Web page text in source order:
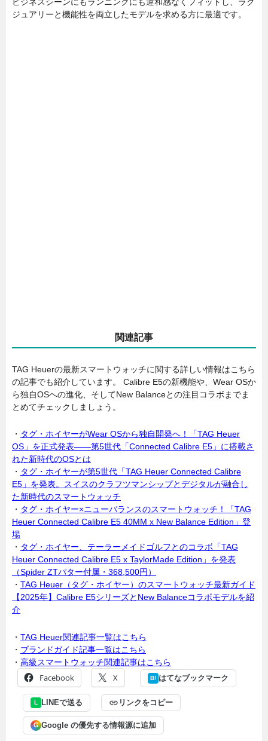
ジュアリーと機能性を両立したモデルを求める方に最適です。
関連記事
TAG Heuerの最新スマートウォッチに関する詳しい情報はこちら
の記事でも紹介しています。 Calibre E5の新機能や、Wear OSか
ら独自OSへの進化、そしてNew Balanceとの注目コラボまでま
とめてチェックしましょう。
・ タグ・ホイヤーがWear OSから独自開発へ！「TAG Heuer
OS」を正式発表――第5世代「Connected Calibre E5」に搭載さ
れた新時代のOSとは
・ タグ・ホイヤーが第5世代「TAG Heuer Connected Calibre
E5」を発表。スイスのクラフツマンシップとデジタルが融合し
た新時代のスマートウォッチ
・ タグ・ホイヤー×ニューバランスのスマートウォッチ！「TAG
Heuer Connected Calibre E5 40MM x New Balance Edition」登
場
・ タグ・ホイヤー、テーラーメイドゴルフとのコラボ「TAG
Heuer Connected Calibre E5 x TaylorMade Edition」を発表
（Spider ZTパター付属・368,500円）
・ TAG Heuer（タグ・ホイヤー）のスマートウォッチ最新ガイド
【2025年】Calibre E5シリーズとNew Balanceコラボモデルを紹
介
・ TAG Heuer関連記事一覧はこちら
・ ブランドガイド記事一覧はこちら
・ 高級スマートウォッチ関連記事はこちら
Facebook X B! はてなブックマーク
L LINEで送る リンクをコピー
G Google の優先する情報源に追加